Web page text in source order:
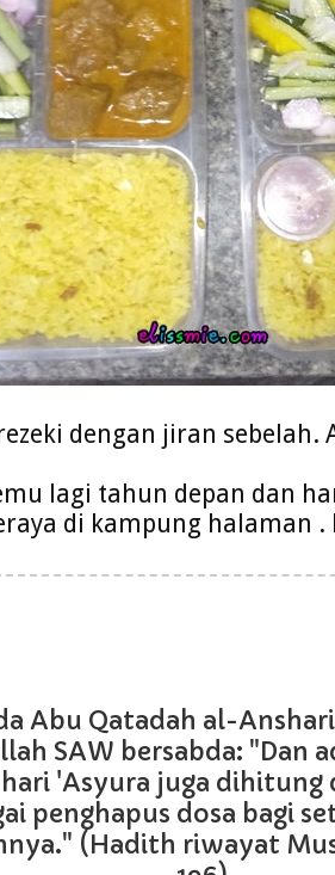
dengan jiran
lagi tahun depan dan
di kampung halaman
Abu Qatadah al-
SAW bersabda: "Dan
'Asyura juga dihitung
penghapus dosa bagi
(Hadith riwayat